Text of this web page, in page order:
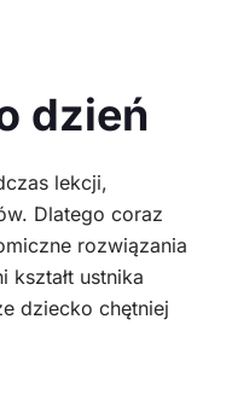
dzień
lekcji,
Dlatego coraz
rozwiązania
ustnika
dziecko chętniej